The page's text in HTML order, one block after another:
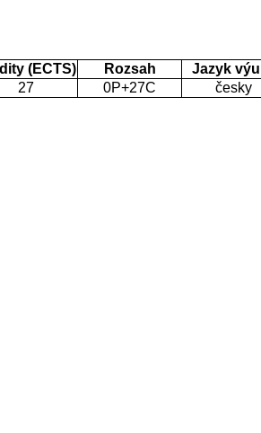
(ECTS) Rozsah
Jazyk
27 0P+27C česky